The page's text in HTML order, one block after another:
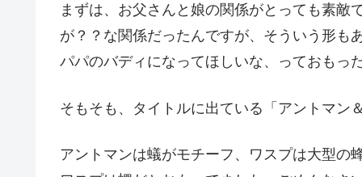
まずは、お父さんと娘の関係がとっても素敵
が？？な関係だったんですが、そういう形も
パパのバディになってほしいな、っておも
そもそも、タイトルに出ている「アントマン
アントマンは蟻がモチーフ、ワスプは大型の